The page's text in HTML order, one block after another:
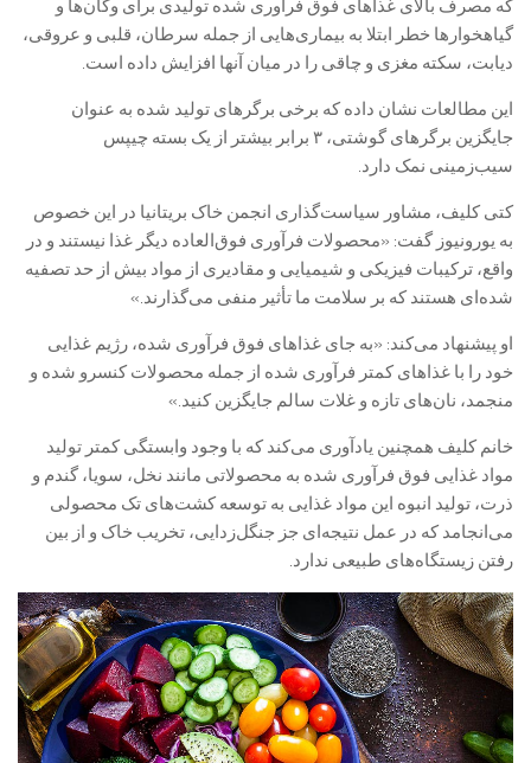
که مصرف بالای غذاهای فوق فرآوری شده تولیدی برای وگان‌ها و
گیاهخوارها خطر ابتلا به بیماری‌هایی از جمله سرطان، قلبی و عروقی،
دیابت، سکته مغزی و چاقی را در میان آنها افزایش داده است.
این مطالعات نشان داده که برخی برگرهای تولید شده به عنوان
جایگزین برگرهای گوشتی، ۳ برابر بیشتر از یک بسته چیپس
سیب‌زمینی نمک دارد.
کتی کلیف، مشاور سیاست‌گذاری انجمن خاک بریتانیا در این خصوص
به یورونیوز گفت: «محصولات فرآوری فوق‌العاده دیگر غذا نیستند و در
واقع، ترکیبات فیزیکی و شیمیایی و مقادیری از مواد بیش از حد تصفیه
شده‌ای هستند که بر سلامت ما تأثیر منفی می‌گذارند.»
او پیشنهاد می‌کند: «به جای غذاهای فوق فرآوری شده، رژیم غذایی
خود را با غذاهای کمتر فرآوری شده از جمله محصولات کنسرو شده و
منجمد، نان‌های تازه و غلات سالم جایگزین کنید.»
خانم کلیف همچنین یادآوری می‌کند که با وجود وابستگی کمتر تولید
مواد غذایی فوق فرآوری شده به محصولاتی مانند نخل، سویا، گندم و
ذرت، تولید انبوه این مواد غذایی به توسعه کشت‌های تک محصولی
می‌انجامد که در عمل نتیجه‌ای جز جنگل‌زدایی، تخریب خاک و از بین
رفتن زیستگاه‌های طبیعی ندارد.